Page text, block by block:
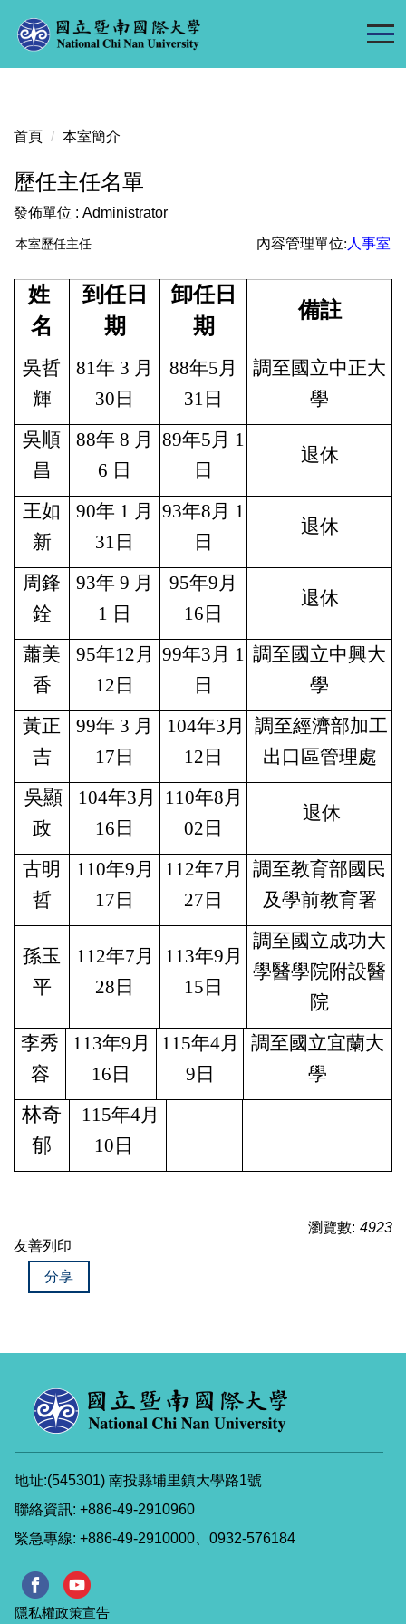
到
區
首頁 本室簡介
歷任主任名單
發佈單位 : Administrator
本室歷任主任 內容管理單位: 人事室
姓
名
到任日
期
卸任日
期
備註
吳哲
輝
81年 3 月
30日
88年5月
31日
調至國立中正大
學
吳順
昌
88年 8 月
6 日
89年5月 1
日
退休
王如
新
90年 1 月
31日
93年8月 1
日
退休
周鋒
銓
93年 9 月
1 日
95年9月
16日
退休
蕭美
香
95年12月
12日
99年3月 1
日
調至國立中興大
學
黃正
吉
99年 3 月
17日
104年3月
12日
調至經濟部加工
出口區管理處
吳顯
政
104年3月
16日
110年8月
02日
退休
古明
哲
110年9月
17日
112年7月
27日
調至教育部國民
及學前教育署
孫玉
平
112年7月
28日
113年9月
15日
調至國立成功大
學醫學院附設醫
院
李秀
容
113年9月
16日
115年4月
9日
調至國立宜蘭大
學
林奇
郁
115年4月
10日
瀏覽數: 4923
友善列印
分享
地址:(545301) 南投縣埔里鎮大學路1號
聯絡資訊: +886-49-2910960
緊急專線: +886-49-2910000、0932-576184
隱私權政策宣告